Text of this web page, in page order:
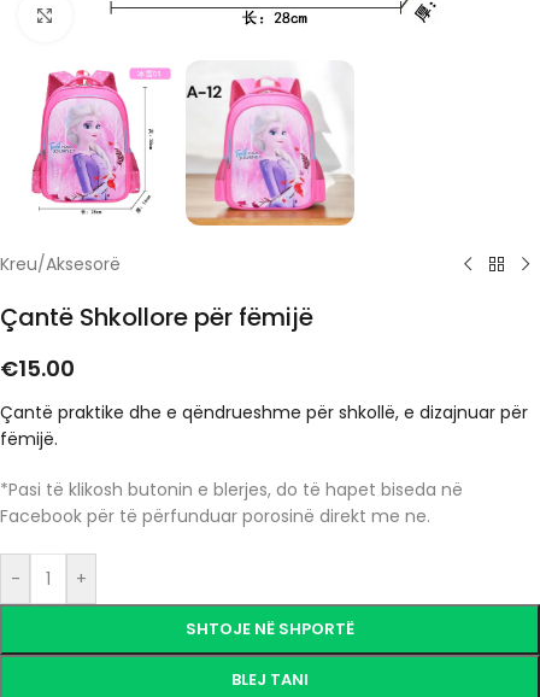
Click to enlarge
Kreu/Aksesorë
Çantë Shkollore për fëmijë
€15.00
Çantë praktike dhe e qëndrueshme për shkollë, e dizajnuar për
fëmijë.
*Pasi të klikosh butonin e blerjes, do të hapet biseda në
Facebook për të përfunduar porosinë direkt me ne.
- +
SHTOJE NË SHPORTË
BLEJ TANI